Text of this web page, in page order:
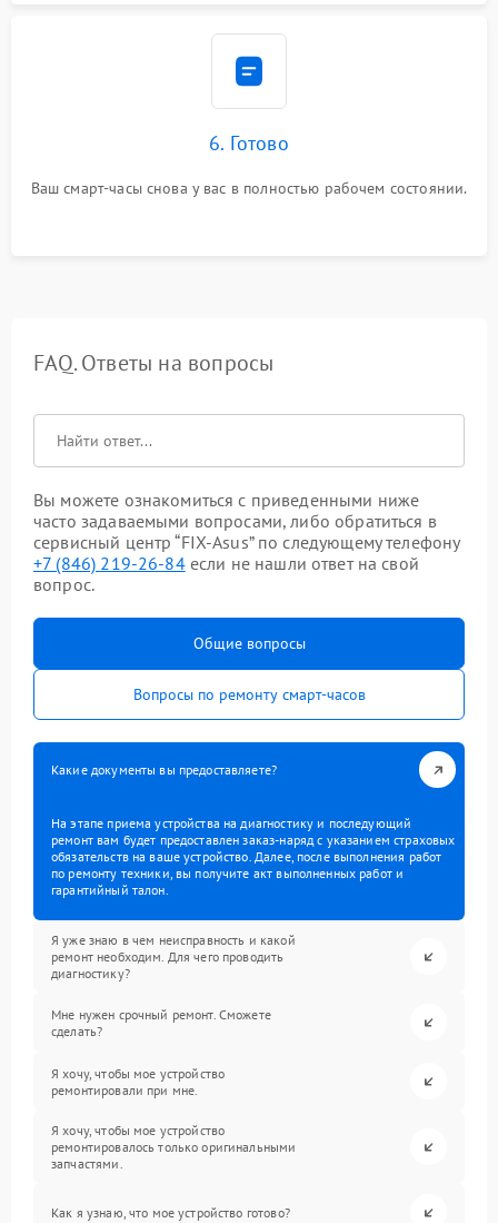
6. Готово
Ваш смарт-часы снова у вас в полностью рабочем состоянии.
FAQ. Ответы на вопросы
Вы можете ознакомиться с приведенными ниже
часто задаваемыми вопросами, либо обратиться в
сервисный центр “FIX-Asus” по следующему телефону
+7 (846) 219-26-84если не нашли ответ на свой
вопрос.
Общие вопросы
Вопросы по ремонту смарт-часов
Какие документы вы предоставляете?
На этапе приема устройства на диагностику и последующий
ремонт вам будет предоставлен заказ-наряд с указанием страховых
обязательств на ваше устройство. Далее, после выполнения работ
по ремонту техники, вы получите акт выполненных работ и
гарантийный талон.
Я уже знаю в чем неисправность и какой
ремонт необходим. Для чего проводить
диагностику?
Мне нужен срочный ремонт. Сможете
сделать?
Я хочу, чтобы мое устройство
ремонтировали при мне.
Я хочу, чтобы мое устройство
ремонтировалось только оригинальными
запчастями.
Как я узнаю, что мое устройство готово?